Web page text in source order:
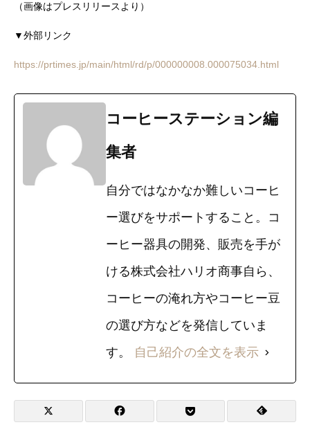
（画像はプレスリリースより）
▼外部リンク
https://prtimes.jp/main/html/rd/p/000000008.000075034.html
コーヒーステーション編
集者
自分ではなかなか難しいコーヒ
ー選びをサポートすること。コ
ーヒー器具の開発、販売を手が
ける株式会社ハリオ商事自ら、
コーヒーの淹れ方やコーヒー豆
の選び方などを発信していま
す。 自己紹介の全文を表示